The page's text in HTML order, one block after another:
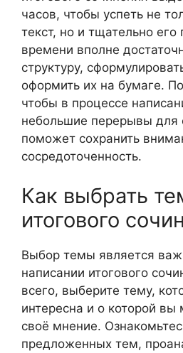
часов, чтобы успеть не
текст, но и тщательно его
времени вполне
структуру,
оформить их на бумаге.
чтобы в процессе
небольшие перерывы для
поможет сохранить
сосредоточенность.
Как выбрать
итогового
Выбор темы является
написании итогового
всего, выберите тему,
интересна и о которой вы
своё мнение.
предложенных тем,